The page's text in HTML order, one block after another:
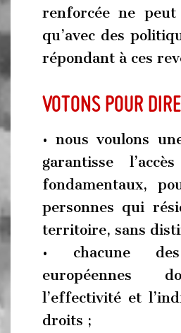
renforcée ne peut
qu’avec des
répondant à ces
Votons pour
• nous voulons
garantisse
fondamentaux,
personnes qui
territoire, sans
• chacune
européennes
l’effectivité et
droits ;